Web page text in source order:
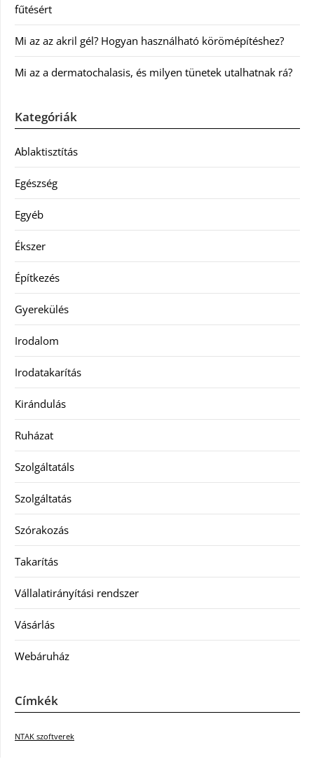
fűtésért
Mi az az akril gél? Hogyan használható körömépítéshez?
Mi az a dermatochalasis, és milyen tünetek utalhatnak rá?
Kategóriák
Ablaktisztítás
Egészség
Egyéb
Ékszer
Építkezés
Gyerekülés
Irodalom
Irodatakarítás
Kirándulás
Ruházat
Szolgáltatáls
Szolgáltatás
Szórakozás
Takarítás
Vállalatirányítási rendszer
Vásárlás
Webáruház
Címkék
NTAK szoftverek